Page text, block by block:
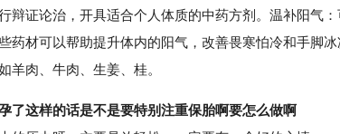
证论治，开具适合个人体质的中药方剂。温补阳气：
药材可以帮助提升体内的阳气，改善畏寒怕冷和手脚
羊肉、牛肉、生姜、桂。
了这样的话是不是要特别注重保胎啊要怎么做啊